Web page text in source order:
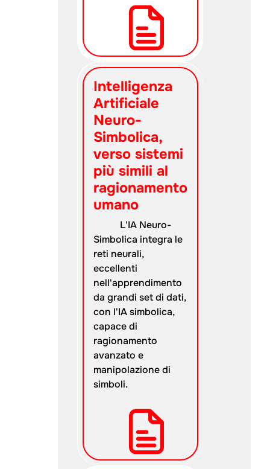
Intelligenza
Artificiale
Neuro-
Simbolica,
verso sistemi
più simili al
ragionamento
umano
L'IA Neuro-
Simbolica integra le
reti neurali,
eccellenti
nell'apprendimento
da grandi set di dati,
con l'IA simbolica,
capace di
ragionamento
avanzato e
manipolazione di
simboli.